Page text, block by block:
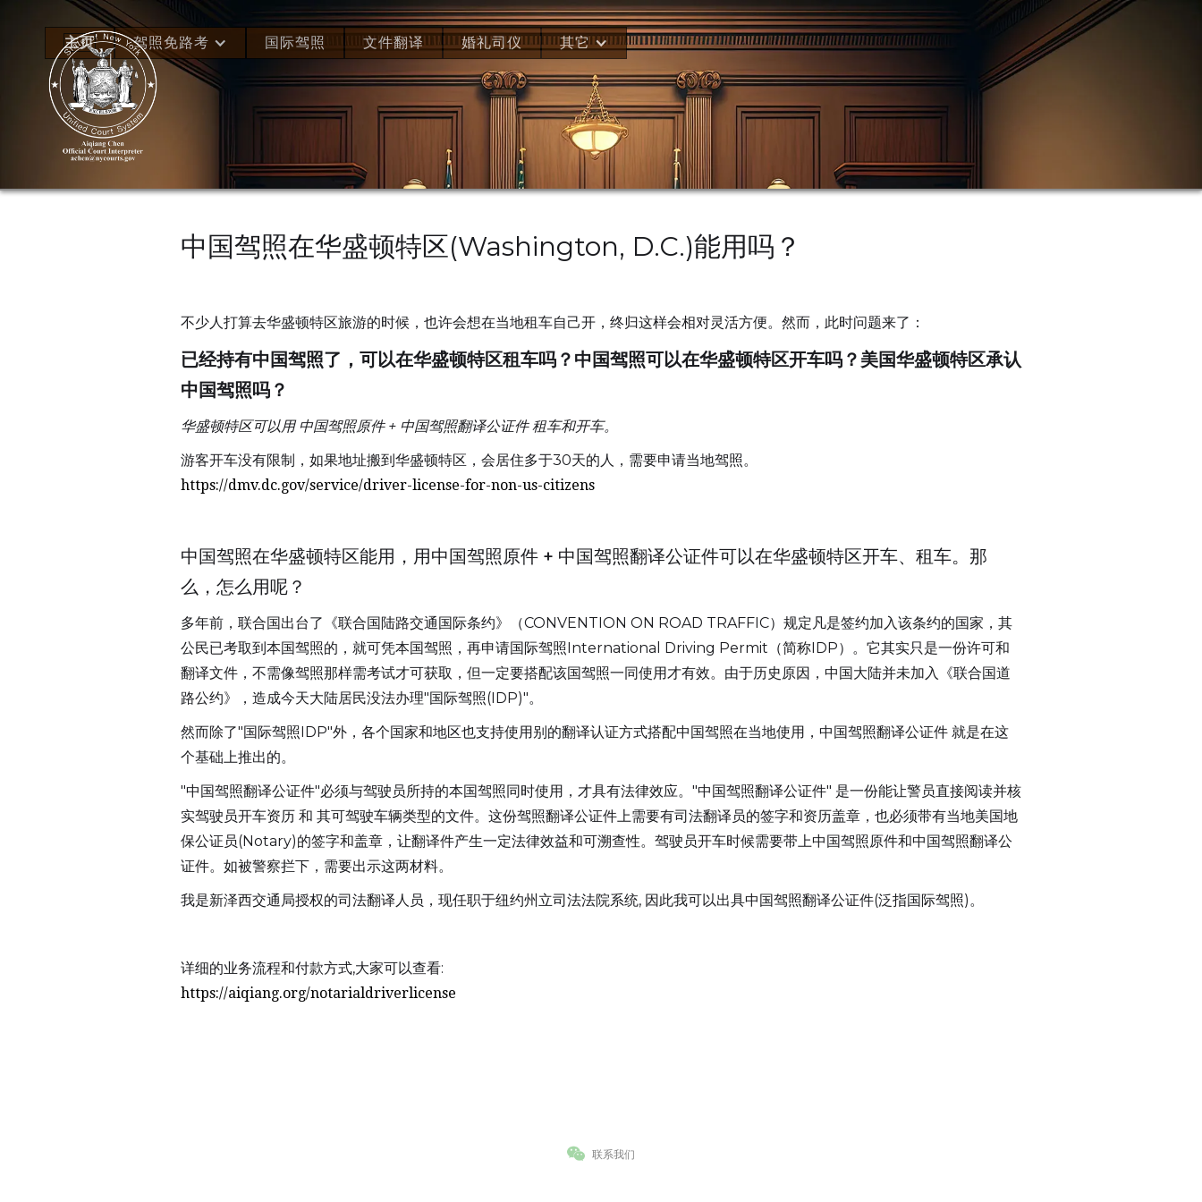
主页 驾照免路考 国际驾照 文件翻译 婚礼司仪 其它
中国驾照在华盛顿特区(Washington, D.C.)能用吗？
不少人打算去华盛顿特区旅游的时候，也许会想在当地租车自己开，终归这样会相对灵活方便。然而，此时问题来了：
已经持有中国驾照了，可以在华盛顿特区租车吗？中国驾照可以在华盛顿特区开车吗？美国华盛顿特区承认
中国驾照吗？
华盛顿特区可以用 中国驾照原件 + 中国驾照翻译公证件 租车和开车。
游客开车没有限制，如果地址搬到华盛顿特区，会居住多于30天的人，需要申请当地驾照。
https://dmv.dc.gov/service/driver-license-for-non-us-citizens
中国驾照在华盛顿特区能用，用中国驾照原件 + 中国驾照翻译公证件可以在华盛顿特区开车、租车。那
么，怎么用呢？
多年前，联合国出台了《联合国陆路交通国际条约》（CONVENTION ON ROAD TRAFFIC）规定凡是签约加入该条约的国家，其
公民已考取到本国驾照的，就可凭本国驾照，再申请国际驾照International Driving Permit（简称IDP）。它其实只是一份许可和
翻译文件，不需像驾照那样需考试才可获取，但一定要搭配该国驾照一同使用才有效。由于历史原因，中国大陆并未加入《联合国道
路公约》，造成今天大陆居民没法办理"国际驾照(IDP)"。
然而除了"国际驾照IDP"外，各个国家和地区也支持使用别的翻译认证方式搭配中国驾照在当地使用，中国驾照翻译公证件 就是在这
个基础上推出的。
"中国驾照翻译公证件"必须与驾驶员所持的本国驾照同时使用，才具有法律效应。"中国驾照翻译公证件" 是一份能让警员直接阅读并核
实驾驶员开车资历 和 其可驾驶车辆类型的文件。这份驾照翻译公证件上需要有司法翻译员的签字和资历盖章，也必须带有当地美国地
保公证员(Notary)的签字和盖章，让翻译件产生一定法律效益和可溯查性。驾驶员开车时候需要带上中国驾照原件和中国驾照翻译公
证件。如被警察拦下，需要出示这两材料。
我是新泽西交通局授权的司法翻译人员，现任职于纽约州立司法法院系统, 因此我可以出具中国驾照翻译公证件(泛指国际驾照)。
详细的业务流程和付款方式,大家可以查看:
https://aiqiang.org/notarialdriverlicense
联系我们